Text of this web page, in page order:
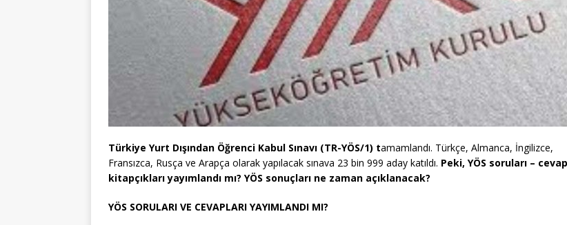
Türkiye Yurt Dışından Öğrenci Kabul Sınavı (TR-YÖS/1) tamamlandı. Türkçe, Almanca, İngilizce,
Fransızca, Rusça ve Arapça olarak yapılacak sınava 23 bin 999 aday katıldı. Peki, YÖS soruları – cevap
kitapçıkları yayımlandı mı? YÖS sonuçları ne zaman açıklanacak?
YÖS SORULARI VE CEVAPLARI YAYIMLANDI MI?